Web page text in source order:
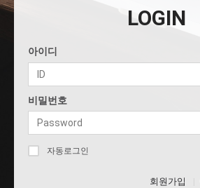
LOGIN
아이디
비밀번호
자동로그인
회원가입